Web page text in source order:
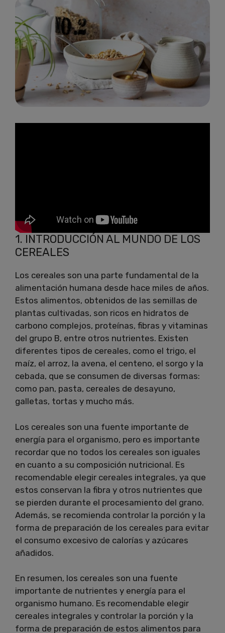
1. INTRODUCCIÓN AL MUNDO DE LOS
CEREALES
Los cereales son una parte fundamental de la
alimentación humana desde hace miles de años.
Estos alimentos, obtenidos de las semillas de
plantas cultivadas, son ricos en hidratos de
carbono complejos, proteínas, fibras y vitaminas
del grupo B, entre otros nutrientes. Existen
diferentes tipos de cereales, como el trigo, el
maíz, el arroz, la avena, el centeno, el sorgo y la
cebada, que se consumen de diversas formas:
como pan, pasta, cereales de desayuno,
galletas, tortas y mucho más.
Los cereales son una fuente importante de
energía para el organismo, pero es importante
recordar que no todos los cereales son iguales
en cuanto a su composición nutricional. Es
recomendable elegir cereales integrales, ya que
estos conservan la fibra y otros nutrientes que
se pierden durante el procesamiento del grano.
Además, se recomienda controlar la porción y la
forma de preparación de los cereales para evitar
el consumo excesivo de calorías y azúcares
añadidos.
En resumen, los cereales son una fuente
importante de nutrientes y energía para el
organismo humano. Es recomendable elegir
cereales integrales y controlar la porción y la
forma de preparación de estos alimentos para